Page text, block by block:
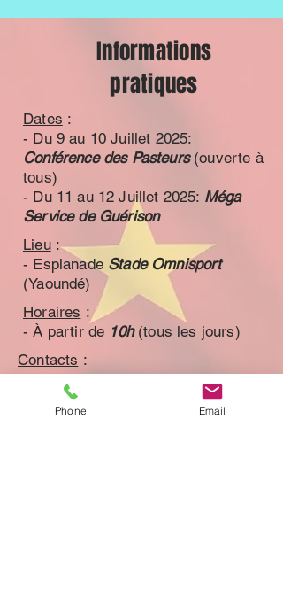
Informations
pratiques
Dates :
- Du 9 au 10 Juillet 2025:
Conférence des Pasteurs (ouverte à
tous)
- Du 11 au 12 Juillet 2025: Méga
Service de Guérison
Lieu:
- Esplanade Stade Omnisport
(Yaoundé)
Horaires :
- À partir de 10h(tous les jours)
Contacts :
+237 675 383 507
+237 692 183 314
Phone Email